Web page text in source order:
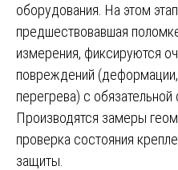
оборудования. На этом
предшествовавшая
измерения, фиксируются
повреждений
перегрева) с
Производятся замеры
проверка состояния
защиты.